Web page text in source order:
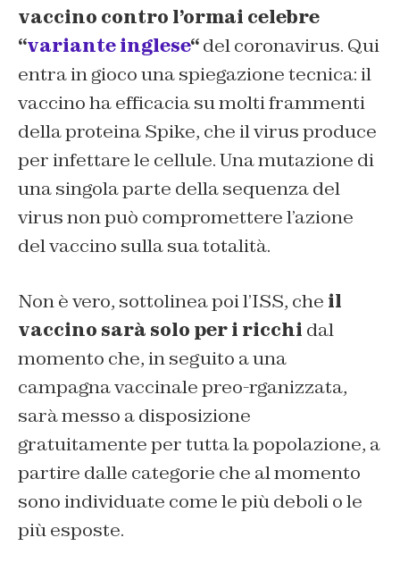
vaccino contro l’ormai celebre
“variante inglese“del coronavirus. Qui
entra in gioco una spiegazione tecnica: il
vaccino ha efficacia su molti frammenti
della proteina Spike, che il virus produce
per infettare le cellule. Una mutazione di
una singola parte della sequenza del
virus non può compromettere l’azione
del vaccino sulla sua totalità.
Non è vero, sottolinea poi l’ISS, che il
vaccino sarà solo per i ricchi dal
momento che, in seguito a una
campagna vaccinale preo-rganizzata,
sarà messo a disposizione
gratuitamente per tutta la popolazione, a
partire dalle categorie che al momento
sono individuate come le più deboli o le
più esposte.